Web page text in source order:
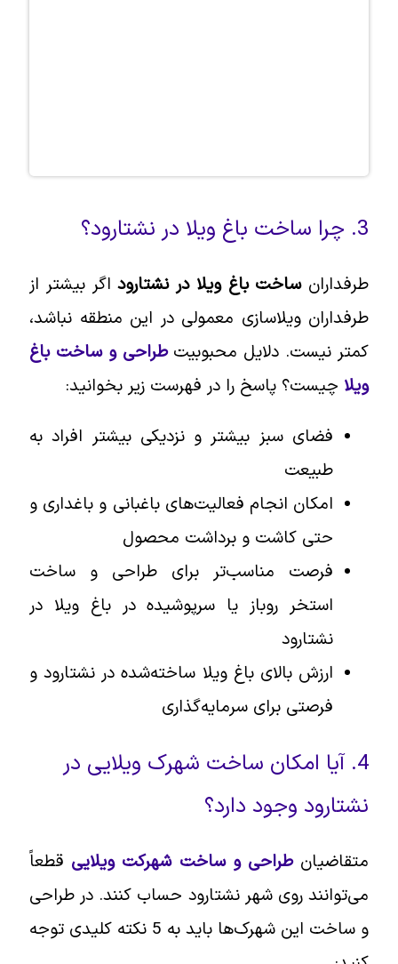
طرفدارانساخت باغ ویلا در نشتاروداگر بیشتر از
طرفداران ویلاسازی معمولی در این منطقه نباشد،
کمتر نیست. دلایل محبوبیتطراحی و ساخت باغ
چیست؟ پاسخ را در فهرست زیر بخوانید:
فضای سبز بیشتر و نزدیکی بیشتر افراد به
طبیعت
امکان انجام فعالیت‌های باغبانی و باغداری و
حتی کاشت و برداشت محصول
فرصت مناسب‌تر برای طراحی و ساخت
استخر روباز یا سرپوشیده در باغ ویلا در
نشتارود
ارزش بالای باغ ویلا ساخته‌شده در نشتارود و
فرصتی برای سرمایه‌گذاری
4. آیا امکان ساخت شهرک ویلایی در
نشتارود وجود دارد؟
متقاضیانطراحی و ساخت شهرکت ویلاییقطعاً
می‌توانند روی شهر نشتارود حساب کنند. در طراحی
و ساخت این شهرک‌ها باید به 5 نکته کلیدی توجه